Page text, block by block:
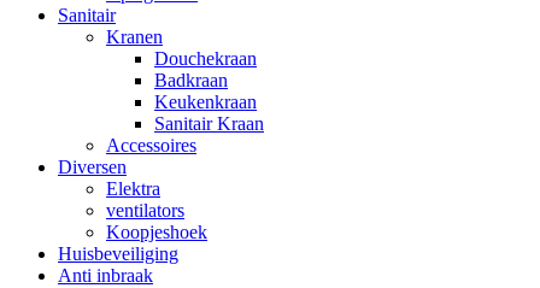
Sanitair
Kranen
Douchekraan
Badkraan
Keukenkraan
Sanitair Kraan
Accessoires
Diversen
Elektra
ventilators
Koopjeshoek
Huisbeveiliging
Anti inbraak